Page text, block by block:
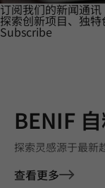
订阅我们的新闻通讯
探索创新项目、独
Subscribe
BENIF
探索灵感源于最新
查看更多